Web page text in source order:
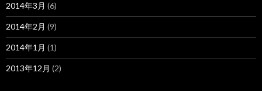
2014年3月 (6)
2014年2月 (9)
2014年1月 (1)
2013年12月 (2)